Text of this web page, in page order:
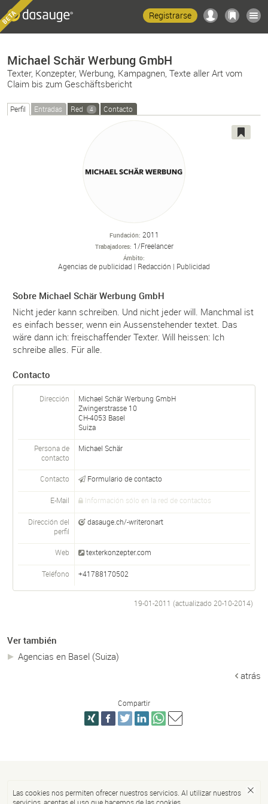
Registrarse
Michael Schär Werbung GmbH
Texter, Konzepter, Werbung, Kampagnen, Texte aller Art vom
Claim bis zum Geschäftsbericht
Perfil Entradas Red 4 Contacto
Fundación 2011
Trabajadores 1/Freelancer
Ámbito
Agencias de publicidad Redacción Publicidad
Sobre Michael Schär Werbung GmbH
Nicht jeder kann schreiben. Und nicht jeder will. Manchmal ist
es einfach besser, wenn ein Aussenstehender textet. Das
wäre dann ich: freischaffender Texter. Will heissen: Ich
schreibe alles. Für alle.
Contacto
Dirección
Michael Schär Werbung GmbH
Zwingerstrasse 10
CH-4053 Basel
Suiza
Persona de
contacto
Michael Schär
Contacto Formulario de contacto
E-Mail Información sólo en la red de contactos
Dirección del
perfil
dasauge.ch/-writeronart
Web texterkonzepter.com
Teléfono +41788170502
19-01-2011 (actualizado 20-10-2014)
Ver también
Agencias en Basel (Suiza)
atrás
Compartir
Las cookies nos permiten ofrecer nuestros servicios. Al utilizar nuestros
servicios, aceptas el uso que hacemos de las cookies.